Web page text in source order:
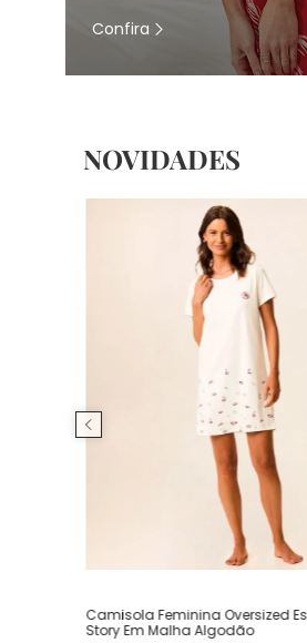
Confira
NOVIDADES
Camisola Feminina Oversized
Story Em Malha Algodão